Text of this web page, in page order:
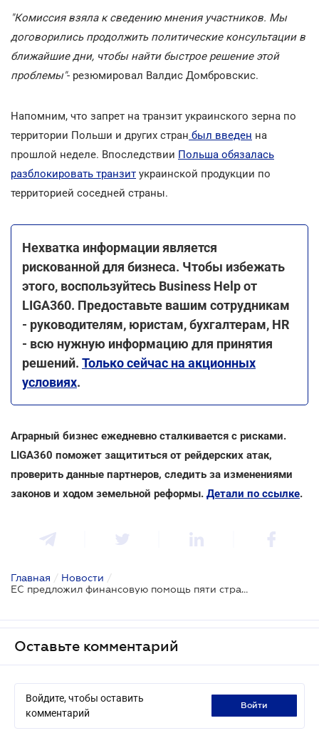
"Комиссия взяла к сведению мнения участников. Мы
договорились продолжить политические консультации в
ближайшие дни, чтобы найти быстрое решение этой
проблемы"- резюмировал Валдис Домбровскис.
Напомним, что запрет на транзит украинского зерна по
территории Польши и других стран был введен на
прошлой неделе. Впоследствии Польша обязалась
разблокировать транзит украинской продукции по
территорией соседней страны.
Нехватка информации является
рискованной для бизнеса. Чтобы избежать
этого, воспользуйтесь Business Help от
LIGA360. Предоставьте вашим сотрудникам
- руководителям, юристам, бухгалтерам, HR
- всю нужную информацию для принятия
решений. Только сейчас на акционных
условиях.
Аграрный бизнес ежедневно сталкивается с рисками.
LIGA360 поможет защититься от рейдерских атак,
проверить данные партнеров, следить за изменениями
законов и ходом земельной реформы. Детали по ссылке.
Главная / Новости /
ЕС предложил финансовую помощь пяти странам соседям Украины в обмен на отмену запрета импорта украинских сельскохозяйственных товаров
Оставьте комментарий
Войдите, чтобы оставить
комментарий
войти